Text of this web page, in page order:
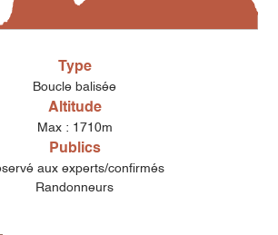
Type
Boucle balisée
Altitude
Max : 1710m
Publics
aux experts/confirmés
Randonneurs